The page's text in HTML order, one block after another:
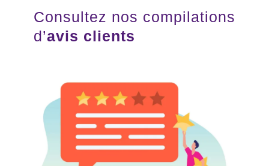
Consultez nos compilations
d’avis clients